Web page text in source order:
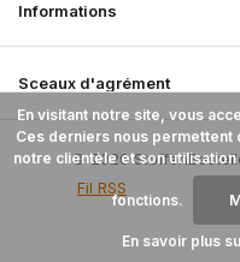
Informations
Sceaux d'agrément
© 2026
Fil RSS
En visitant notre site, vous
Ces derniers nous permettent
notre clientèle et son
fonctions.
En savoir plus